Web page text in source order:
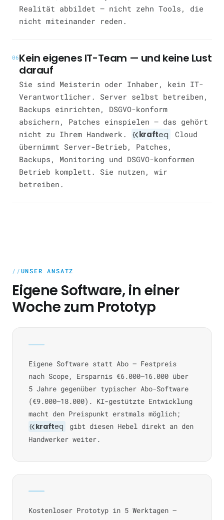
Realität abbildet — nicht zehn Tools, die
nicht miteinander reden.
06Kein eigenes IT-Team — und keine Lust
darauf
Sie sind Meisterin oder Inhaber, kein IT-
Verantwortlicher. Server selbst betreiben,
Backups einrichten, DSGVO-konform
absichern, Patches einspielen — das gehört
nicht zu Ihrem Handwerk.
krafteq
Cloud
übernimmt Server-Betrieb, Patches,
Backups, Monitoring und DSGVO-konformen
Betrieb komplett. Sie nutzen, wir
betreiben.
UNSER ANSATZ
Eigene Software, in einer
Woche zum Prototyp
Eigene Software statt Abo — Festpreis
nach Scope, Ersparnis €6.000–16.000 über
5 Jahre gegenüber typischer Abo-Software
(€9.000–18.000). KI-gestützte Entwicklung
macht den Preispunkt erstmals möglich;
krafteq
gibt diesen Hebel direkt an den
Handwerker weiter.
Kostenloser Prototyp in 5 Werktagen —